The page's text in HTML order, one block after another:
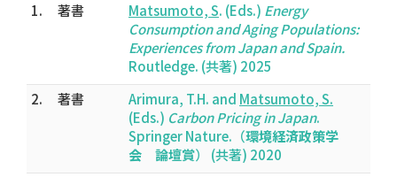
1.
著書 Matsumoto, S. (Eds.) Energy
Consumption and Aging Populations:
Experiences from Japan and Spain.
Routledge. (共著) 2025
2.
著書 Arimura, T.H. and Matsumoto, S.
(Eds.) Carbon Pricing in Japan.
Springer Nature.（環境経済政策学
会 論壇賞） (共著) 2020